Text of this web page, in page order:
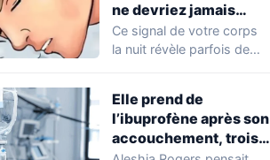
ne devriez jamais
ignorer
Ce signal de votre corps
la nuit révèle parfois de
Elle prend de
l’ibuprofène après son
accouchement, trois